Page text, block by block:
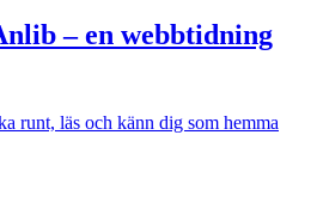
– en webbtidning
runt, läs och känn dig som hemma